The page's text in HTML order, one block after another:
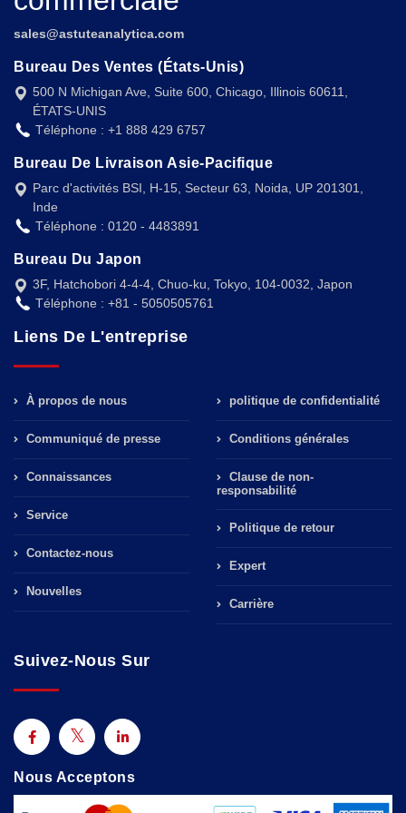
sales@astuteanalytica.com
Bureau Des Ventes (États-Unis)
500 N Michigan Ave, Suite 600, Chicago, Illinois 60611,
ÉTATS-UNIS
Téléphone : +1 888 429 6757
Bureau De Livraison Asie-Pacifique
Parc d'activités BSI, H-15, Secteur 63, Noida, UP 201301,
Inde
Téléphone : 0120 - 4483891
Bureau Du Japon
3F, Hatchobori 4-4-4, Chuo-ku, Tokyo, 104-0032, Japon
Téléphone : +81 - 5050505761
Liens De L'entreprise
À propos de nous
Communiqué de presse
Connaissances
Service
Contactez-nous
Nouvelles
politique de confidentialité
Conditions générales
Clause de non-
responsabilité
Politique de retour
Expert
Carrière
Suivez-Nous Sur
Nous Acceptons